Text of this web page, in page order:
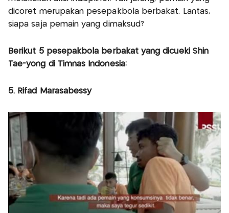
dicoret merupakan pesepakbola berbakat. Lantas,
siapa saja pemain yang dimaksud?
Berikut 5 pesepakbola berbakat yang dicueki Shin
Tae-yong di Timnas Indonesia:
5. Rifad Marasabessy